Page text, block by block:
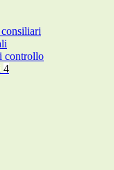
controllo
4